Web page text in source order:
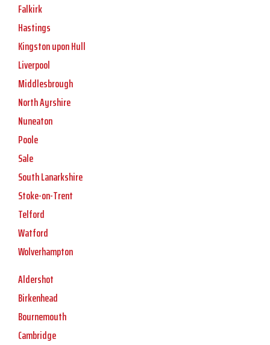
Falkirk
Hastings
Kingston upon Hull
Liverpool
Middlesbrough
North Ayrshire
Nuneaton
Poole
Sale
South Lanarkshire
Stoke-on-Trent
Telford
Watford
Wolverhampton
Aldershot
Birkenhead
Bournemouth
Cambridge